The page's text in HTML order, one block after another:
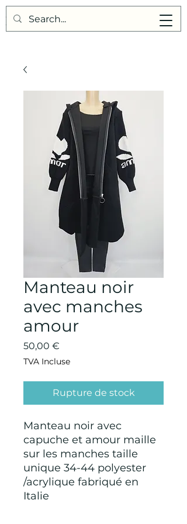
Points de Suture
Manteau noir
avec manches
amour
50,00 €
TVA Incluse
Rupture de stock
Manteau noir avec
capuche et amour maille
sur les manches taille
unique 34-44 polyester
/acrylique fabriqué en
Italie